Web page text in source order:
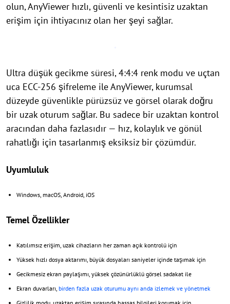
olun, AnyViewer hızlı, güvenli ve kesintisiz uzaktan
erişim için ihtiyacınız olan her şeyi sağlar.
Ultra düşük gecikme süresi, 4:4:4 renk modu ve uçtan
uca ECC-256 şifreleme ile AnyViewer, kurumsal
düzeyde güvenlikle pürüzsüz ve görsel olarak doğru
bir uzak oturum sağlar. Bu sadece bir uzaktan kontrol
aracından daha fazlasıdır — hız, kolaylık ve gönül
rahatlığı için tasarlanmış eksiksiz bir çözümdür.
Uyumluluk
Windows, macOS, Android, iOS
Temel Özellikler
Katılımsız erişim, uzak cihazların her zaman açık kontrolü için
Yüksek hızlı dosya aktarımı, büyük dosyaları saniyeler içinde taşımak için
Gecikmesiz ekran paylaşımı, yüksek çözünürlüklü görsel sadakat ile
Ekran duvarları, birden fazla uzak oturumu aynı anda izlemek ve yönetmek